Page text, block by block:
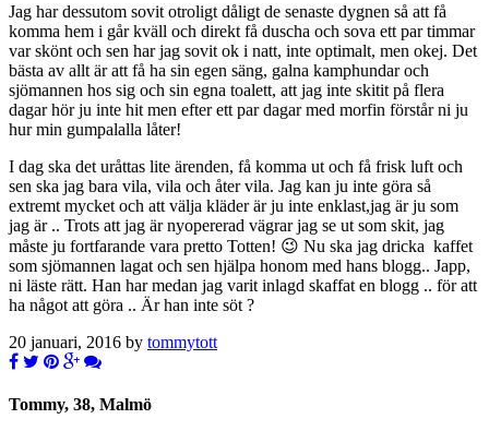
Jag har dessutom sovit otroligt dåligt de senaste dygnen så att få
komma hem i går kväll och direkt få duscha och sova ett par timmar
var skönt och sen har jag sovit ok i natt, inte optimalt, men okej. Det
bästa av allt är att få ha sin egen säng, galna kamphundar och
sjömannen hos sig och sin egna toalett, att jag inte skitit på flera
dagar hör ju inte hit men efter ett par dagar med morfin förstår ni ju
hur min gumpalalla låter!
I dag ska det uråttas lite ärenden, få komma ut och få frisk luft och
sen ska jag bara vila, vila och åter vila. Jag kan ju inte göra så
extremt mycket och att välja kläder är ju inte enklast,jag är ju som
jag är .. Trots att jag är nyopererad vägrar jag se ut som skit, jag
måste ju fortfarande vara pretto Totten! 😉 Nu ska jag dricka kaffet
som sjömannen lagat och sen hjälpa honom med hans blogg.. Japp,
ni läste rätt. Han har medan jag varit inlagd skaffat en blogg .. för att
ha något att göra .. Är han inte söt ?
20 januari, 2016 by tommytott
Tommy, 38, Malmö